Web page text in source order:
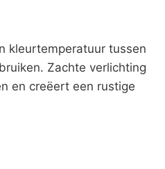
kleurtemperatuur tussen
Zachte verlichting
en creëert een rustige